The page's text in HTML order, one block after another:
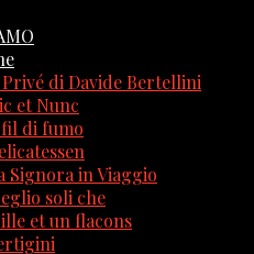
di Davide Bertellini
et Nunc
fil di fumo
Signora in Viaggio
soli che
et un flacons